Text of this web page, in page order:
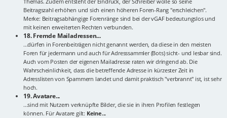
Beitragszahl erhöhen und sich einen höheren Foren-Rang "erschleichen".
Merke: Beitragsabhängige Forenränge sind bei der vGAF bedeutungslos und
mit keinen erweiterten Rechten verbunden.
18. Fremde Mailadressen...
...dürfen in Forenbeiträgen nicht genannt werden, da diese in den meisten
Foren für jedermann und auch für Adresssammler (Bots) sicht- und lesbar sind.
Auch vom Posten der eigenen Mailadresse raten wir dringend ab. Die
Wahrscheinlichkeit, dass die betreffende Adresse in kürzester Zeit in
Adresslisten von Spammern landet und damit praktisch "verbrannt" ist, ist sehr
hoch.
19. Avatare...
...sind mit Nutzern verknüpfte Bilder, die sie in ihren Profilen festlegen
können. Für Avatare gilt: Keine...